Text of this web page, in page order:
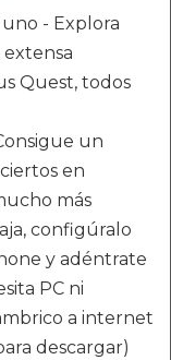
- Explora
Quest, todos
un
en
más
configúralo
y adéntrate
PC ni
a internet
descargar)